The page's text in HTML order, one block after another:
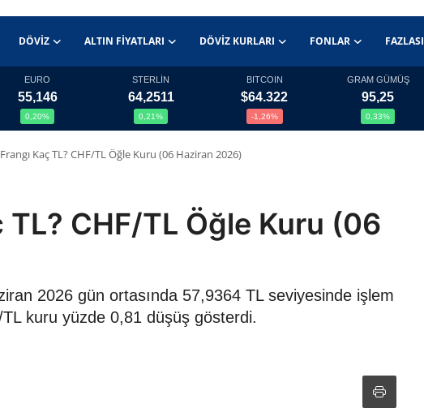
DÖVIZ ALTIN FIYATLARI DÖVIZ KURLARI FONLAR FAZLASI
EURO
55,146
0,20%
STERLİN
64,2511
0,21%
BITCOIN
$64.322
-1,26%
GRAM GÜMÜŞ
95,25
0,33%
Kaç TL? CHF/TL Öğle Kuru (06 Haziran 2026)
TL? CHF/TL Öğle Kuru (06
2026 gün ortasında 57,9364 TL seviyesinde işlem
kuru yüzde 0,81 düşüş gösterdi.